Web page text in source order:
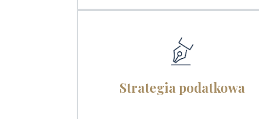
Strategia podatkowa